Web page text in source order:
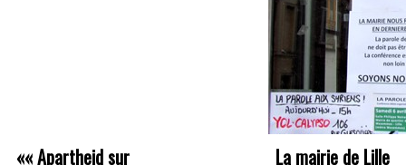
««Apartheid sur
La mairie de Lille